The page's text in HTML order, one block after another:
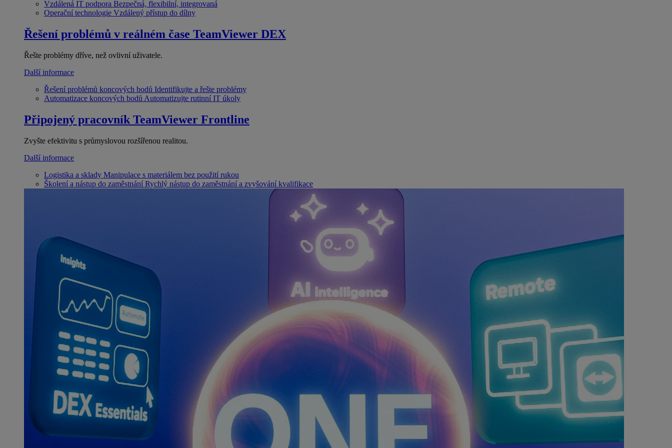
Vzdálená IT podpora Bezpečná, flexibilní, integrovaná
Operační technologie Vzdálený přístup do dílny
Řešení problémů v reálném čase TeamViewer DEX
Řešte problémy dříve, než ovlivní uživatele.
Další informace
Řešení problémů koncových bodů Identifikujte a řešte problémy
Automatizace koncových bodů Automatizujte rutinní IT úkoly
Připojený pracovník TeamViewer Frontline
Zvyšte efektivitu s průmyslovou rozšířenou realitou.
Další informace
Logistika a sklady Manipulace s materiálem bez použití rukou
Školení a nástup do zaměstnání Rychlý nástup do zaměstnání a zvyšování kvalifikace